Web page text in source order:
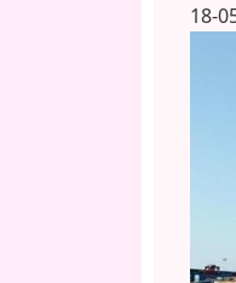
18-